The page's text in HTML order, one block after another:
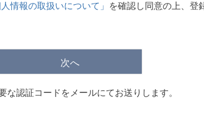
情報の取扱いについて」
を確認し同意の上、登
次へ
な認証コードをメールにてお送りします。